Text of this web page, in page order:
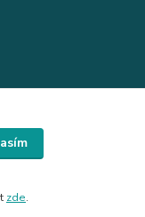
zde.